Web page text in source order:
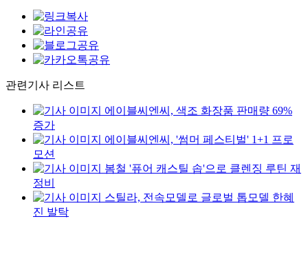
관련기사 리스트
에이블씨엔씨, 색조 화장품 판매량 69%
증가
에이블씨엔씨, '썸머 페스티벌' 1+1 프로
모션
봄철 '퓨어 캐스틸 솝'으로 클렌징 루틴 재
정비
스틸라, 전속모델로 글로벌 톱모델 한혜
진 발탁